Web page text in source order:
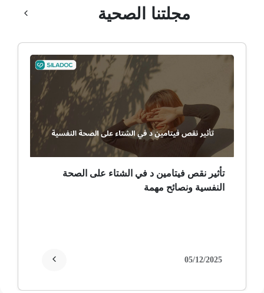
ألم وعائي وجهي
ضمور عصبي ألمي
حساسية
ثعلبة
ألزهايمر (مرض)
مجلتنا الصحية
تأثير نقص فيتامين د في الشتاء على الصحة
النفسية ونصائح مهمة
05/12/2025